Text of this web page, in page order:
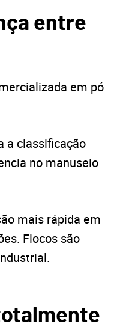
entre
em pó
a classificação
no manuseio
mais rápida em
Flocos são